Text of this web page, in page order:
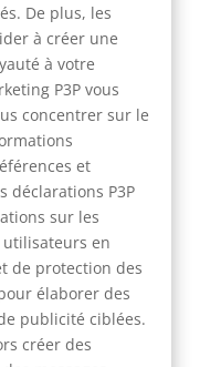
De plus, les
à créer une
à votre
P3P vous
concentrer sur le
et
déclarations P3P
sur les
en
de protection des
élaborer des
publicité ciblées.
créer des